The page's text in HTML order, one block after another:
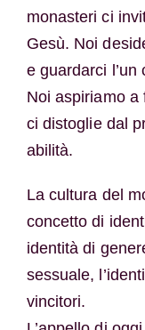
monasteri ci
Gesù. Noi
e guardarci l’un
Noi aspiriamo a
ci distoglie dal
abilità.
La cultura del
concetto di
identità di
sessuale,
vincitori.